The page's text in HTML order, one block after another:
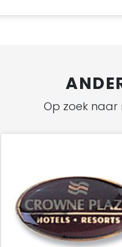
Op zoek naar